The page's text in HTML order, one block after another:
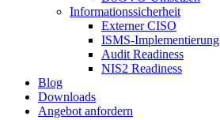
Informationssicherheit
Externer CISO
ISMS-Implementierung
Audit Readiness
NIS2 Readiness
Blog
Downloads
Angebot anfordern